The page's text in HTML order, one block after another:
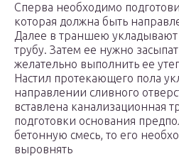
Сперва необходимо
которая должна быть
Далее в траншею
трубу. Затем ее нужно
желательно выполнить ее
Настил протекающего пола
направлении сливного
вставлена канализационная
подготовки основания
бетонную смесь, то его
выровнять